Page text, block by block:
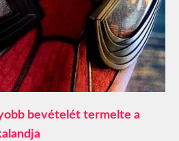
bevételét termelte a